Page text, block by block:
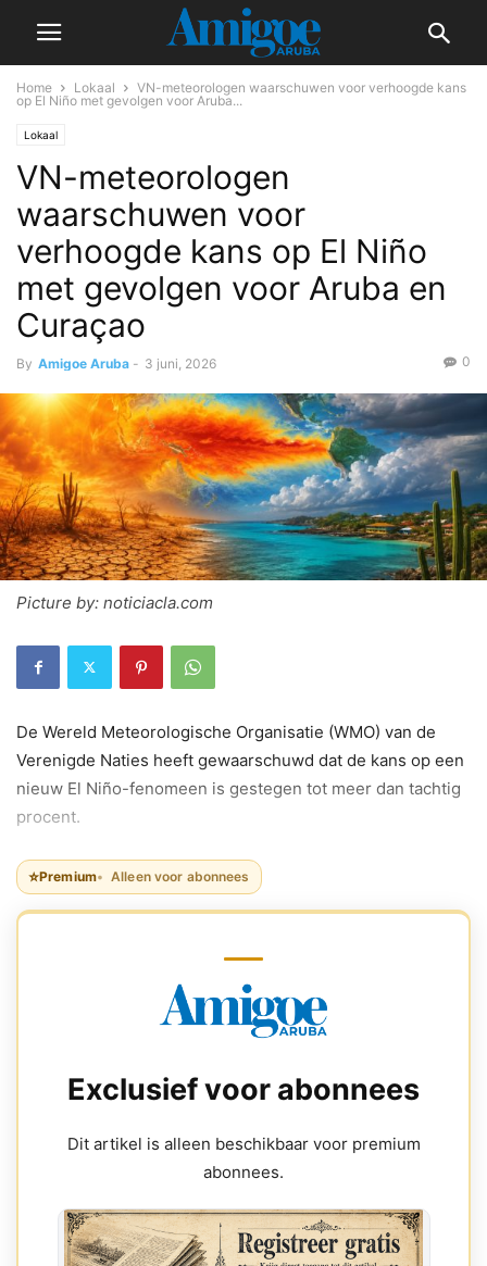
Home Lokaal
VN-meteorologen waarschuwen voor verhoogde kans
op El Niño met gevolgen voor Aruba...
Lokaal
VN-meteorologen
waarschuwen voor
verhoogde kans op El Niño
met gevolgen voor Aruba en
Curaçao
By Amigoe Aruba - 3 juni, 2026 0
Picture by: noticiacla.com
De Wereld Meteorologische Organisatie (WMO) van de
Verenigde Naties heeft gewaarschuwd dat de kans op een
nieuw El Niño-fenomeen is gestegen tot meer dan tachtig
procent.
⭐Premium Alleen voor abonnees
Exclusief voor abonnees
Dit artikel is alleen beschikbaar voor premium
abonnees.